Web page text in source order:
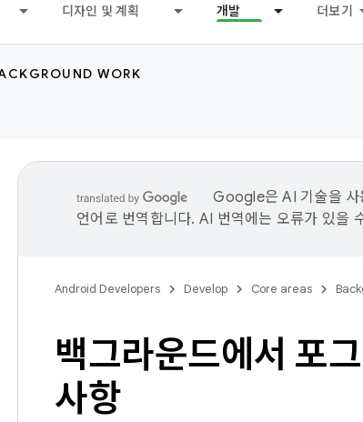
디자인 및 계획 개발 더보기
WORK
Google은 AI 기술을 사
언어로 번역합니다. AI 번역에는 오류가 있을
Android Developers Develop Core areas
백그라운드에서 포
사항